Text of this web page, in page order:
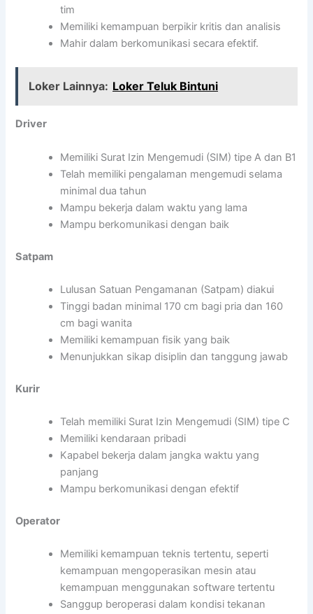
tim
Memiliki kemampuan berpikir kritis dan analisis
Mahir dalam berkomunikasi secara efektif.
Loker Lainnya: Loker Teluk Bintuni
Driver
Memiliki Surat Izin Mengemudi (SIM) tipe A dan B1
Telah memiliki pengalaman mengemudi selama
minimal dua tahun
Mampu bekerja dalam waktu yang lama
Mampu berkomunikasi dengan baik
Satpam
Lulusan Satuan Pengamanan (Satpam) diakui
Tinggi badan minimal 170 cm bagi pria dan 160
cm bagi wanita
Memiliki kemampuan fisik yang baik
Menunjukkan sikap disiplin dan tanggung jawab
Kurir
Telah memiliki Surat Izin Mengemudi (SIM) tipe C
Memiliki kendaraan pribadi
Kapabel bekerja dalam jangka waktu yang
panjang
Mampu berkomunikasi dengan efektif
Operator
Memiliki kemampuan teknis tertentu, seperti
kemampuan mengoperasikan mesin atau
kemampuan menggunakan software tertentu
Sanggup beroperasi dalam kondisi tekanan